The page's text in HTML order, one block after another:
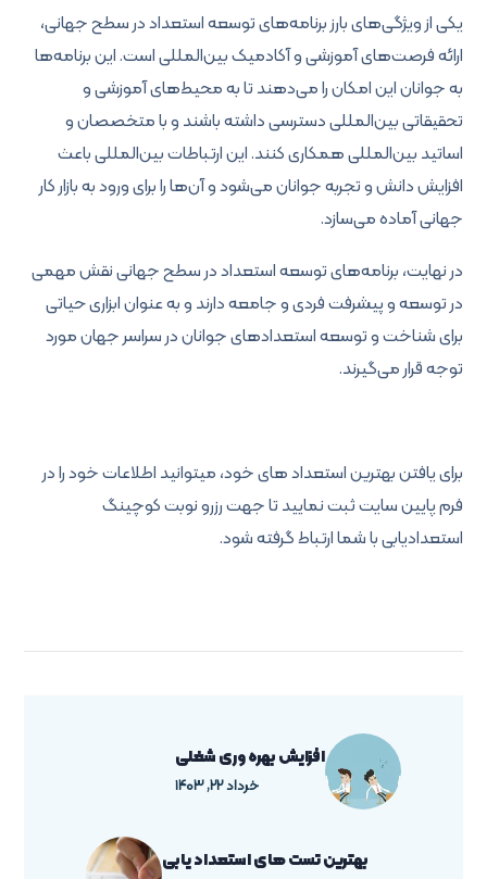
یکی از ویژگی‌های بارز برنامه‌های توسعه استعداد در سطح جهانی،
ارائه فرصت‌های آموزشی و آکادمیک بین‌المللی است. این برنامه‌ها
به جوانان این امکان را می‌دهند تا به محیط‌های آموزشی و
تحقیقاتی بین‌المللی دسترسی داشته باشند و با متخصصان و
اساتید بین‌المللی همکاری کنند. این ارتباطات بین‌المللی باعث
افزایش دانش و تجربه جوانان می‌شود و آن‌ها را برای ورود به بازار کار
جهانی آماده می‌سازد.
در نهایت، برنامه‌های توسعه استعداد در سطح جهانی نقش مهمی
در توسعه و پیشرفت فردی و جامعه دارند و به عنوان ابزاری حیاتی
برای شناخت و توسعه استعدادهای جوانان در سراسر جهان مورد
توجه قرار می‌گیرند.
برای یافتن بهترین استعداد های خود، میتوانید اطلاعات خود را در
فرم پایین سایت ثبت نمایید تا جهت رزرو نوبت کوچینگ
استعدادیابی با شما ارتباط گرفته شود.
افزایش بهره وری شغلی
خرداد ۲۲, ۱۴۰۳
بهترین تست های استعداد یابی